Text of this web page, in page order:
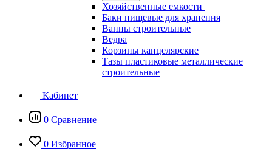
Хозяйственные емкости
Баки пищевые для хранения
Ванны строительные
Ведра
Корзины канцелярские
Тазы пластиковые металлические
строительные
Кабинет
0 Сравнение
0 Избранное